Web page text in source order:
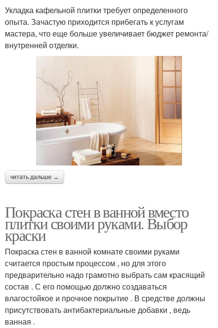
Укладка кафельной плитки требует определенного
опыта. Зачастую приходится прибегать к услугам
мастера, что еще больше увеличивает бюджет ремонта/
внутренней отделки.
читать дальше →
Покраска стен в ванной вместо
плитки своими руками. Выбор
краски
Покраска стен в ванной комнате своими руками
считается простым процессом , но для этого
предварительно надо грамотно выбрать сам красящий
состав . С его помощью должно создаваться
влагостойкое и прочное покрытие . В средстве должны
присутствовать антибактериальные добавки , ведь
ванная .